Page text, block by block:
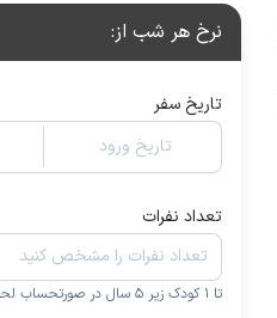
نرخ هر شب از:
تاریخ سفر
تاریخ ورود
تعداد نفرات
تا 1 کودک زیر 5 سال در صورتحساب لحاظ نمی گردد.